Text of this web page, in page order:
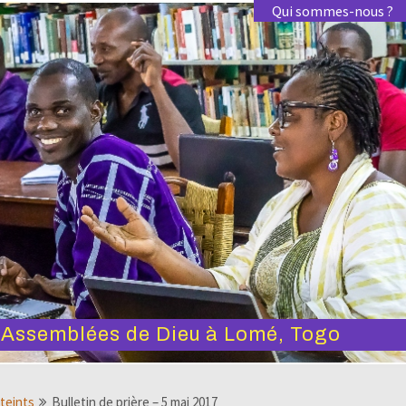
Qui sommes-nous ?
de Dieu à Lomé, Togo
Bulletin de prière – 5 mai 2017